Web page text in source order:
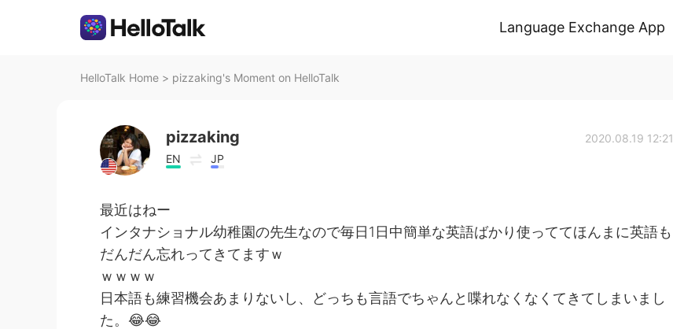
Language Exchange App
HelloTalk Home > pizzaking's Moment on HelloTalk
pizzaking
EN JP
2020.08.19 12:21
最近はねー
インタナショナル幼稚園の先生なので毎日1日中簡単な英語ばかり使っててほんまに英語も
だんだん忘れってきてますｗ
ｗｗｗｗ
日本語も練習機会あまりないし、どっちも言語でちゃんと喋れなくなくてきてしまいまし
た。😂😂